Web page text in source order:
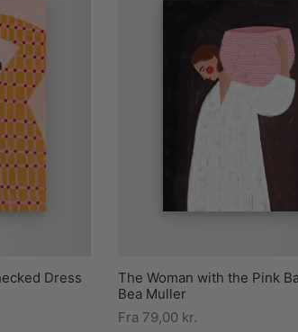
Dress
The Woman with the Pink
Bea Muller
Fra 79,00 kr.